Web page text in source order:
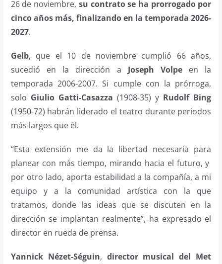
26 de noviembre, su contrato se ha prorrogado por
cinco años más, finalizando en la temporada 2026-
2027.
Gelb, que el 10 de noviembre cumplió 66 años,
sucedió en la dirección a Joseph Volpeen la
temporada 2006-2007. Si cumple con la prórroga,
solo Giulio Gatti-Casazza (1908-35) y Rudolf Bing
(1950-72) habrán liderado el teatro durante periodos
más largos que él.
“Esta extensión me da la libertad necesaria para
planear con más tiempo, mirando hacia el futuro, y
por otro lado, aporta estabilidad a la compañía, a mi
equipo y a la comunidad artística con la que
tratamos, donde las ideas que se discuten en la
dirección se implantan realmente”, ha expresado el
director en rueda de prensa.
Yannick Nézet-Séguin, director musical del Met